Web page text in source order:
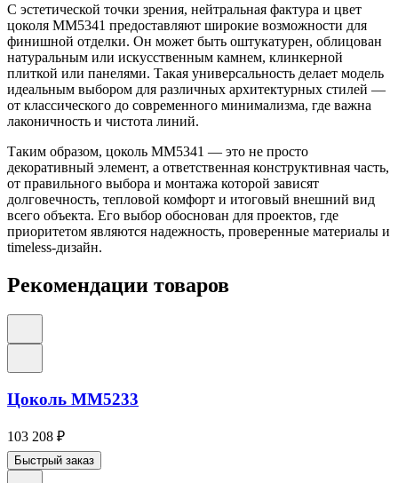
С эстетической точки зрения, нейтральная фактура и цвет
цоколя ММ5341 предоставляют широкие возможности для
финишной отделки. Он может быть оштукатурен, облицован
натуральным или искусственным камнем, клинкерной
плиткой или панелями. Такая универсальность делает модель
идеальным выбором для различных архитектурных стилей —
от классического до современного минимализма, где важна
лаконичность и чистота линий.
Таким образом, цоколь ММ5341 — это не просто
декоративный элемент, а ответственная конструктивная часть,
от правильного выбора и монтажа которой зависят
долговечность, тепловой комфорт и итоговый внешний вид
всего объекта. Его выбор обоснован для проектов, где
приоритетом являются надежность, проверенные материалы и
timeless-дизайн.
Рекомендации товаров
Цоколь ММ5233
103 208 ₽
Быстрый заказ